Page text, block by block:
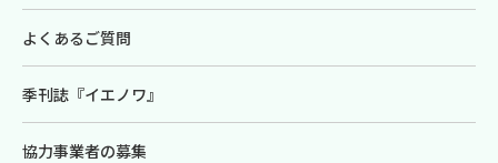
よくあるご質問
季刊誌『イエノワ』
協力事業者の募集